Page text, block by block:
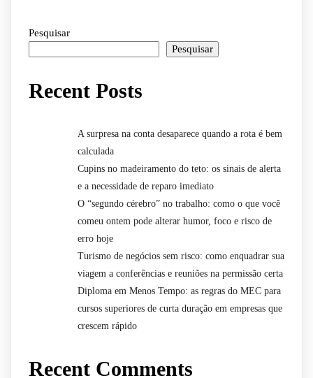
Pesquisar
Pesquisar
Recent Posts
A surpresa na conta desaparece quando a rota é bem
calculada
Cupins no madeiramento do teto: os sinais de alerta
e a necessidade de reparo imediato
O “segundo cérebro” no trabalho: como o que você
comeu ontem pode alterar humor, foco e risco de
erro hoje
Turismo de negócios sem risco: como enquadrar sua
viagem a conferências e reuniões na permissão certa
Diploma em Menos Tempo: as regras do MEC para
cursos superiores de curta duração em empresas que
crescem rápido
Recent Comments